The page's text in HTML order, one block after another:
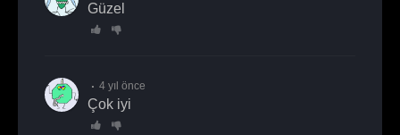
Güzel
4 yıl önce
Çok iyi